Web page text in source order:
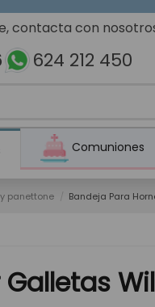
contacta con
624 212 450
Comuniones
panettone Bandeja Para